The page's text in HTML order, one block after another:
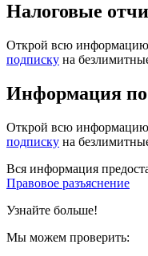
Налоговые
Открой всю информацию
подписку на
Информация
Открой всю информацию
подписку на
Вся информация
Правовое разъяснение
Узнайте больше!
Мы можем проверить: